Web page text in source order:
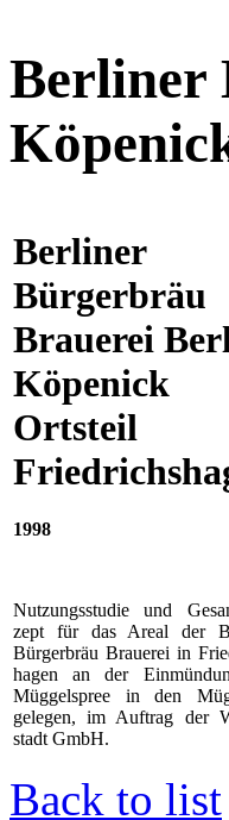
Berliner
Berliner
Bürgerbräu
Brauerei
Köpenick
Ortsteil
1998
Nutzungsstudie und
zept für das Areal der
Bürgerbräu Brauerei in
hagen an der
Müggelspree in den
gelegen, im Auftrag der
stadt GmbH.
Back to list